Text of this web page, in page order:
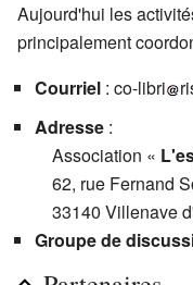
Aujourd'hui les
principalement
Courriel : co-libri
Adresse :
Association «
62, rue Fernand
33140 Villenave
Groupe de